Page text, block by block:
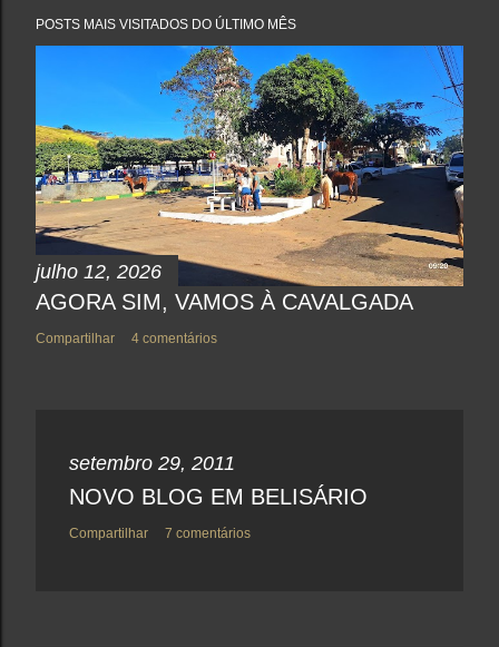
POSTS MAIS VISITADOS DO ÚLTIMO MÊS
julho 12, 2026
AGORA SIM, VAMOS À CAVALGADA
Compartilhar 4 comentários
setembro 29, 2011
NOVO BLOG EM BELISÁRIO
Compartilhar 7 comentários